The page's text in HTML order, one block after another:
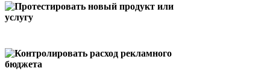
Протестировать новый продукт или
услугу
Контролировать расход рекламного
бюджета